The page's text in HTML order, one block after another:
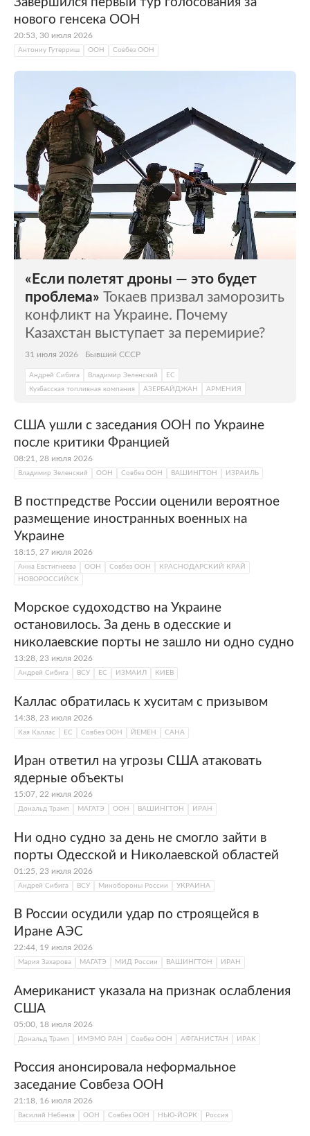
Постоянные члены имеют право вето.
нового генсека ООН
20:53, 30 июля 2026
Антониу Гутерриш ООН Совбез ООН
«Если полетят дроны — это будет
проблема» Токаев призвал заморозить
конфликт на Украине. Почему
Казахстан выступает за перемирие?
31 июля 2026 Бывший СССР
Андрей Сибига Владимир Зеленский
ЕС
Кузбасская топливная компания
АЗЕРБАЙДЖАН АРМЕНИЯ
США ушли с заседания ООН по Украине
после критики Францией
08:21, 28 июля 2026
Владимир Зеленский ООН Совбез ООН ВАШИНГТОН ИЗРАИЛЬ
В постпредстве России оценили вероятное
размещение иностранных военных на
Украине
18:15, 27 июля 2026
Анна Евстигнеева ООН Совбез ООН
КРАСНОДАРСКИЙ КРАЙ
НОВОРОССИЙСК
Морское судоходство на Украине
остановилось. За день в одесские и
николаевские порты не зашло ни одно судно
13:28, 23 июля 2026
Андрей Сибига ВСУ ЕС ИЗМАИЛ КИЕВ
Каллас обратилась к хуситам с призывом
14:38, 23 июля 2026
Кая Каллас ЕС Совбез ООН ЙЕМЕН САНА
Иран ответил на угрозы США атаковать
ядерные объекты
15:07, 22 июля 2026
Дональд Трамп МАГАТЭ ООН ВАШИНГТОН ИРАН
Ни одно судно за день не смогло зайти в
порты Одесской и Николаевской областей
01:25, 23 июля 2026
Андрей Сибига ВСУ Минобороны России УКРАИНА
В России осудили удар по строящейся в
Иране АЭС
22:44, 19 июля 2026
Мария Захарова МАГАТЭ МИД России ВАШИНГТОН ИРАН
Американист указала на признак ослабления
США
05:00, 18 июля 2026
Дональд Трамп ИМЭМО РАН Совбез ООН АФГАНИСТАН ИРАК
Россия анонсировала неформальное
заседание Совбеза ООН
21:18, 16 июля 2026
Василий Небензя ООН Совбез ООН НЬЮ-ЙОРК Россия